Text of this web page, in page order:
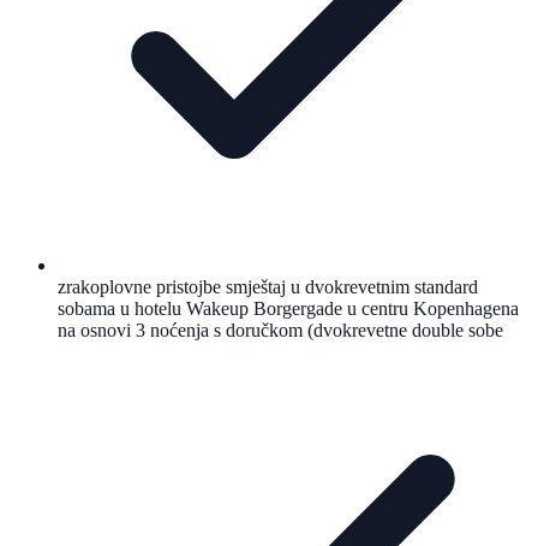
zrakoplovne pristojbe smještaj u dvokrevetnim standard
sobama u hotelu Wakeup Borgergade u centru Kopenhagena
na osnovi 3 noćenja s doručkom (dvokrevetne double sobe